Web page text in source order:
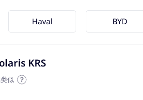
Haval BYD
KRS
似